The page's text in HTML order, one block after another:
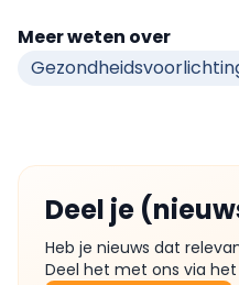
Meer weten over
Deel je
Heb je nieuws dat
Deel het met ons via